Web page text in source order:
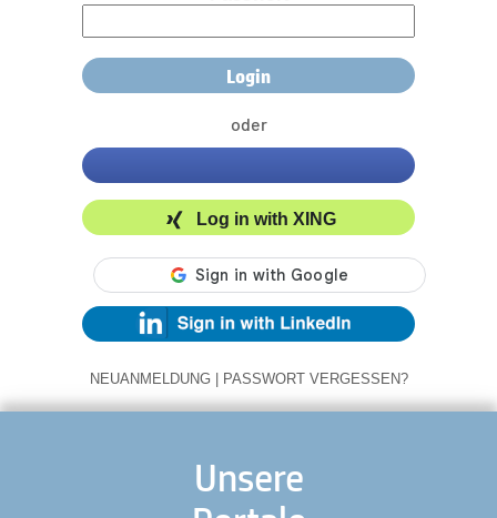
oder
Log in with XING
NEUANMELDUNG | PASSWORT VERGESSEN?
Unsere